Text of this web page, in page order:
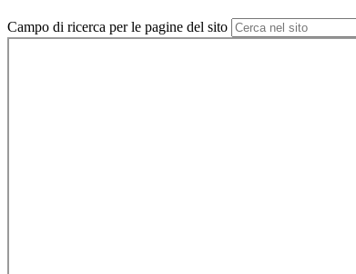
Campo di ricerca per le pagine del sito